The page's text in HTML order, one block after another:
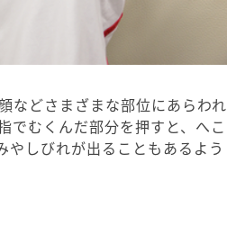
などさまざまな部位にあらわれ
でむくんだ部分を押すと、へこ
やしびれが出ることもあるよう